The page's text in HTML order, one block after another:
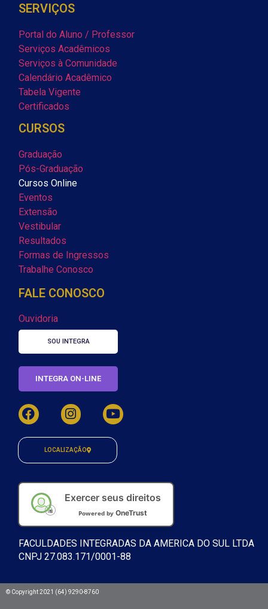
SERVIÇOS
Portal do Aluno / Professor
Serviços Acadêmicos
Serviços à Comunidade
Calendário Acadêmico
Tabela Vigente
Certificados
CURSOS
Graduação
Pós-Graduação
Cursos Online
Eventos
Extensão
Vestibular
Resultados
Formas de Ingressos
Trabalhe Conosco
FALE CONOSCO
Ouvidoria
SOU INTEGRA
INTEGRA ON-LINE
LOCALIZAÇÃO
Exercer seus direitos
Powered by OneTrust
FACULDADES INTEGRADAS DA AMERICA DO SUL LTDA
CNPJ 27.083.171/0001-88
© Copyright 2021 (64) 9290-8760